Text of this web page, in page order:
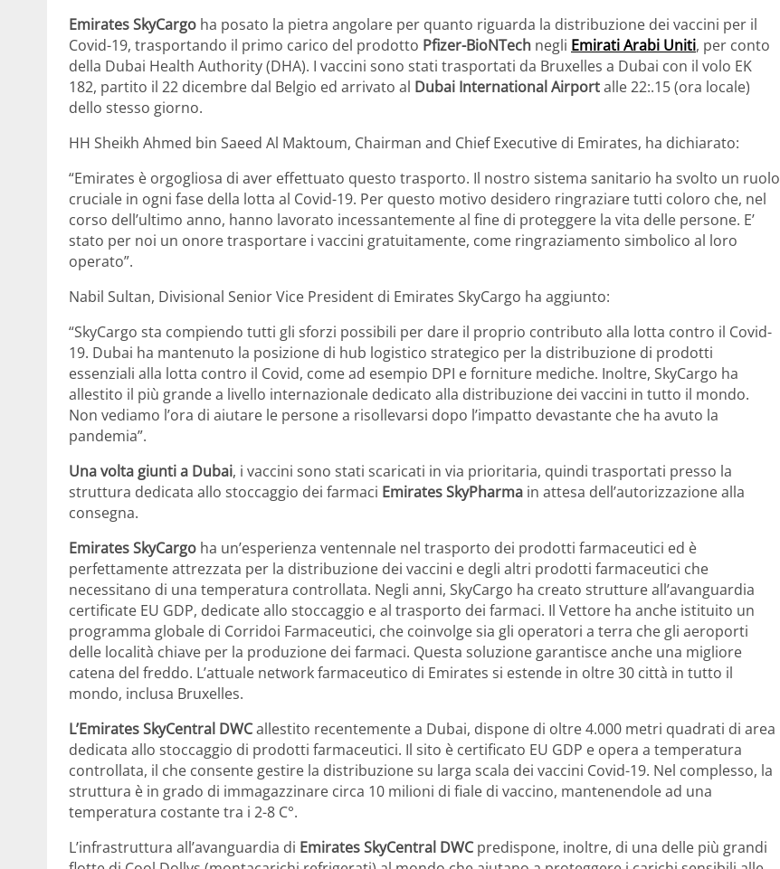
Emirates SkyCargo ha posato la pietra angolare per quanto riguarda la distribuzione dei vaccini per il
Covid-19, trasportando il primo carico del prodotto Pfizer-BioNTech negli Emirati Arabi Uniti, per conto
della Dubai Health Authority (DHA). I vaccini sono stati trasportati da Bruxelles a Dubai con il volo EK
182, partito il 22 dicembre dal Belgio ed arrivato al Dubai International Airportalle 22:.15 (ora locale)
dello stesso giorno.
HH Sheikh Ahmed bin Saeed Al Maktoum, Chairman and Chief Executive di Emirates, ha dichiarato:
“Emirates è orgogliosa di aver effettuato questo trasporto. Il nostro sistema sanitario ha svolto un ruolo
cruciale in ogni fase della lotta al Covid-19. Per questo motivo desidero ringraziare tutti coloro che, nel
corso dell’ultimo anno, hanno lavorato incessantemente al fine di proteggere la vita delle persone. E’
stato per noi un onore trasportare i vaccini gratuitamente, come ringraziamento simbolico al loro
operato”.
Nabil Sultan, Divisional Senior Vice President di Emirates SkyCargo ha aggiunto:
“SkyCargo sta compiendo tutti gli sforzi possibili per dare il proprio contributo alla lotta contro il Covid-
19. Dubai ha mantenuto la posizione di hub logistico strategico per la distribuzione di prodotti
essenziali alla lotta contro il Covid, come ad esempio DPI e forniture mediche. Inoltre, SkyCargo ha
allestito il più grande a livello internazionale dedicato alla distribuzione dei vaccini in tutto il mondo.
Non vediamo l’ora di aiutare le persone a risollevarsi dopo l’impatto devastante che ha avuto la
pandemia”.
Una volta giunti a Dubai, i vaccini sono stati scaricati in via prioritaria, quindi trasportati presso la
struttura dedicata allo stoccaggio dei farmaci Emirates SkyPharma in attesa dell’autorizzazione alla
consegna.
Emirates SkyCargo ha un’esperienza ventennale nel trasporto dei prodotti farmaceutici ed è
perfettamente attrezzata per la distribuzione dei vaccini e degli altri prodotti farmaceutici che
necessitano di una temperatura controllata. Negli anni, SkyCargo ha creato strutture all’avanguardia
certificate EU GDP, dedicate allo stoccaggio e al trasporto dei farmaci. Il Vettore ha anche istituito un
programma globale di Corridoi Farmaceutici, che coinvolge sia gli operatori a terra che gli aeroporti
delle località chiave per la produzione dei farmaci. Questa soluzione garantisce anche una migliore
catena del freddo. L’attuale network farmaceutico di Emirates si estende in oltre 30 città in tutto il
mondo, inclusa Bruxelles.
L’Emirates SkyCentral DWCallestito recentemente a Dubai, dispone di oltre 4.000 metri quadrati di area
dedicata allo stoccaggio di prodotti farmaceutici. Il sito è certificato EU GDP e opera a temperatura
controllata, il che consente gestire la distribuzione su larga scala dei vaccini Covid-19. Nel complesso, la
struttura è in grado di immagazzinare circa 10 milioni di fiale di vaccino, mantenendole ad una
temperatura costante tra i 2-8 C°.
L’infrastruttura all’avanguardia di Emirates SkyCentral DWCpredispone, inoltre, di una delle più grandi